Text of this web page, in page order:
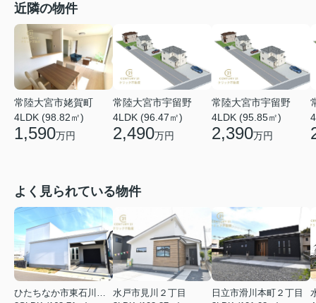
近隣の物件
常陸大宮市姥賀町
4LDK (98.82㎡)
1,590万円
常陸大宮市宇留野
4LDK (96.47㎡)
2,490万円
常陸大宮市宇留野
4LDK (95.85㎡)
2,390万円
よく見られている物件
ひたちなか市東石川２丁目
水戸市見川２丁目
日立市滑川本町２丁目